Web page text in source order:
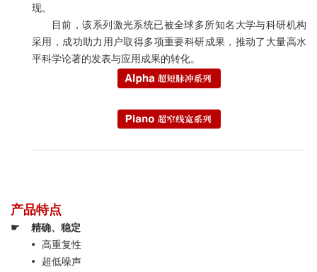
现。
目前，该系列激光系统已被全球多所知名大学与科研机构
采用 ，成功助力用户取得多项重要科研成果，推动了大量高水
平科学论著的发表与应用成果的转化。
产品特点
☛ 精确、稳定
• 高重复性
• 超低噪声